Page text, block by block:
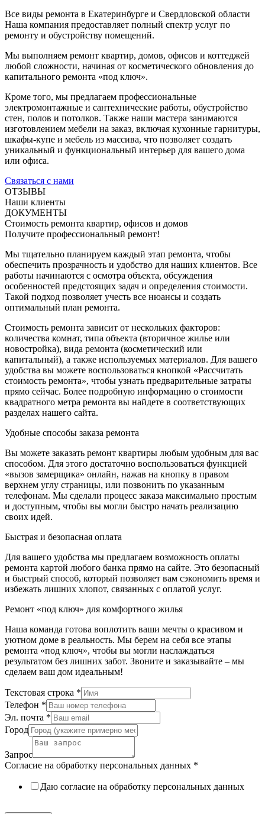
Все виды ремонта в Екатеринбурге и Свердловской области
Наша компания предоставляет полный спектр услуг по
ремонту и обустройству помещений.
Мы выполняем ремонт квартир, домов, офисов и коттеджей
любой сложности, начиная от косметического обновления до
капитального ремонта «под ключ».
Кроме того, мы предлагаем профессиональные
электромонтажные и сантехнические работы, обустройство
стен, полов и потолков. Также наши мастера занимаются
изготовлением мебели на заказ, включая кухонные гарнитуры,
шкафы-купе и мебель из массива, что позволяет создать
уникальный и функциональный интерьер для вашего дома
или офиса.
Связаться с нами
ОТЗЫВЫ
Наши клиенты
ДОКУМЕНТЫ
Стоимость ремонта квартир, офисов и домов
Получите профессиональный ремонт!
Мы тщательно планируем каждый этап ремонта, чтобы
обеспечить прозрачность и удобство для наших клиентов. Все
работы начинаются с осмотра объекта, обсуждения
особенностей предстоящих задач и определения стоимости.
Такой подход позволяет учесть все нюансы и создать
оптимальный план ремонта.
Стоимость ремонта зависит от нескольких факторов:
количества комнат, типа объекта (вторичное жилье или
новостройка), вида ремонта (косметический или
капитальный), а также используемых материалов. Для вашего
удобства вы можете воспользоваться кнопкой «Рассчитать
стоимость ремонта», чтобы узнать предварительные затраты
прямо сейчас. Более подробную информацию о стоимости
квадратного метра ремонта вы найдете в соответствующих
разделах нашего сайта.
Удобные способы заказа ремонта
Вы можете заказать ремонт квартиры любым удобным для вас
способом. Для этого достаточно воспользоваться функцией
«вызов замерщика» онлайн, нажав на кнопку в правом
верхнем углу страницы, или позвонить по указанным
телефонам. Мы сделали процесс заказа максимально простым
и доступным, чтобы вы могли быстро начать реализацию
своих идей.
Быстрая и безопасная оплата
Для вашего удобства мы предлагаем возможность оплаты
ремонта картой любого банка прямо на сайте. Это безопасный
и быстрый способ, который позволяет вам сэкономить время и
избежать лишних хлопот, связанных с оплатой услуг.
Ремонт «под ключ» для комфортного жилья
Наша команда готова воплотить ваши мечты о красивом и
уютном доме в реальность. Мы берем на себя все этапы
ремонта «под ключ», чтобы вы могли наслаждаться
результатом без лишних забот. Звоните и заказывайте – мы
сделаем ваш дом идеальным!
Текстовая строка *
Телефон *
Эл. почта *
Город
Запрос
Согласие на обработку персональных данных *
Даю согласие на обработку персональных данных